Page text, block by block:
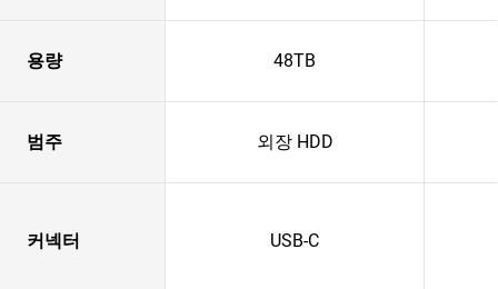
용량 48TB
범주 외장 HDD
커넥터 USB-C